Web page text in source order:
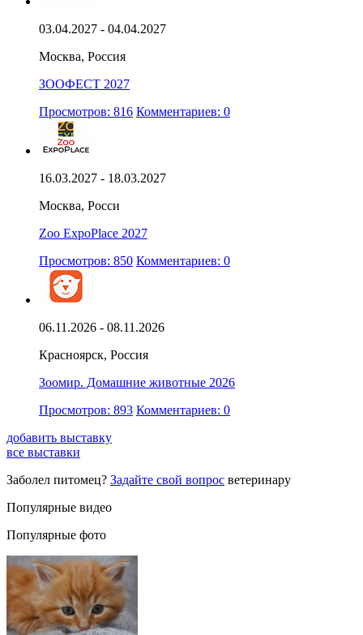
03.04.2027 - 04.04.2027
Москва, Россия
ЗООФЕСТ 2027
Просмотров: 816 Комментариев: 0
16.03.2027 - 18.03.2027
Москва, Росси
Zoo ExpoPlace 2027
Просмотров: 850 Комментариев: 0
06.11.2026 - 08.11.2026
Красноярск, Россия
Зоомир. Домашние животные 2026
Просмотров: 893 Комментариев: 0
добавить выставку
все выставки
Заболел питомец? Задайте свой вопрос ветеринару
Популярные видео
Популярные фото